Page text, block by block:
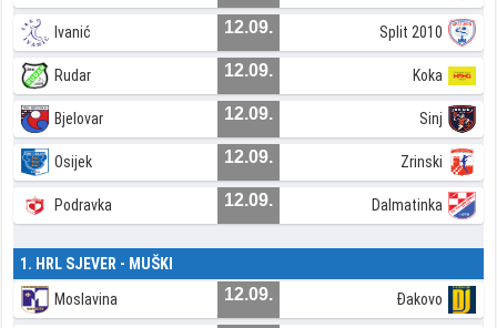
Ivanić 12.09. Split 2010
Rudar 12.09. Koka
Bjelovar 12.09. Sinj
Osijek 12.09. Zrinski
Podravka 12.09. Dalmatinka
1. HRL SJEVER - MUŠKI
Moslavina 12.09. Đakovo